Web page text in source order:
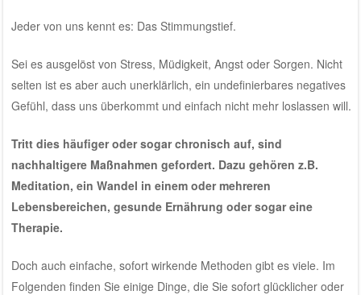
Jeder von uns kennt es: Das Stimmungstief.
Sei es ausgelöst von Stress, Müdigkeit, Angst oder Sorgen. Nicht
selten ist es aber auch unerklärlich, ein undefinierbares negatives
Gefühl, dass uns überkommt und einfach nicht mehr loslassen will.
Tritt dies häufiger oder sogar chronisch auf, sind
nachhaltigere Maßnahmen gefordert. Dazu gehören z.B.
Meditation, ein Wandel in einem oder mehreren
Lebensbereichen, gesunde Ernährung oder sogar eine
Therapie.
Doch auch einfache, sofort wirkende Methoden gibt es viele. Im
Folgenden finden Sie einige Dinge, die Sie sofort glücklicher oder